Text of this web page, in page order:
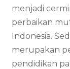
menjadi
perbaikan
Indonesia.
merupakan
pendidikan